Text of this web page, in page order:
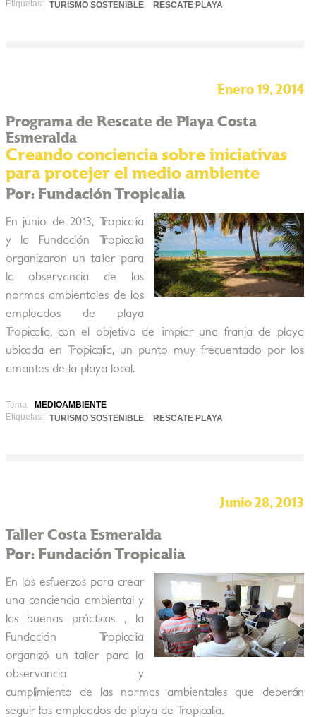
Etiquetas: TURISMO SOSTENIBLE RESCATE PLAYA
Enero 19, 2014
Programa de Rescate de Playa Costa
Esmeralda
Creando conciencia sobre iniciativas
para protejer el medio ambiente
Por: Fundación Tropicalia
En junio de 2013, Tropicalia
y la Fundación Tropicalia
organizaron un taller para
la observancia de las
normas ambientales de los
empleados de playa
Tropicalia, con el objetivo de limpiar una franja de playa
ubicada en Tropicalia, un punto muy frecuentado por los
amantes de la playa local.
Tema:
MEDIOAMBIENTE
Etiquetas:
TURISMO SOSTENIBLE RESCATE PLAYA
Junio 28, 2013
Taller Costa Esmeralda
Por: Fundación Tropicalia
En los esfuerzos para crear
una conciencia ambiental y
las buenas prácticas , la
Fundación Tropicalia
organizó un taller para la
observancia y
cumplimiento de las normas ambientales que deberán
seguir los empleados de playa de Tropicalia.